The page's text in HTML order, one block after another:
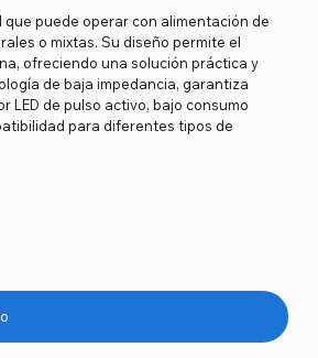
que puede operar con alimentación de
o mixtas. Su diseño permite el
ofreciendo una solución práctica y
de baja impedancia, garantiza
LED de pulso activo, bajo consumo
para diferentes tipos de